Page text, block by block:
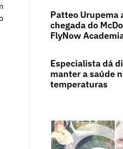
Patteo Urupema
chegada do
FlyNow
Especialista dá
manter a saúde
temperaturas